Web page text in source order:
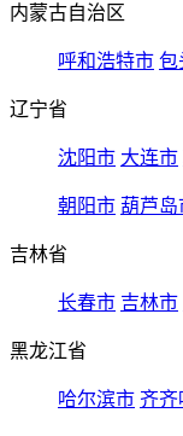
内蒙古自治区
呼和浩特市 包
辽宁省
沈阳市 大连市
朝阳市 葫芦岛
吉林省
长春市 吉林市
黑龙江省
哈尔滨市 齐齐